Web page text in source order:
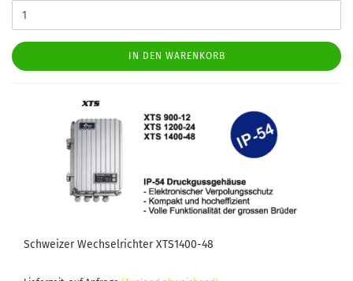
IN DEN WARENKORB
Schweizer Wechselrichter XTS1400-48